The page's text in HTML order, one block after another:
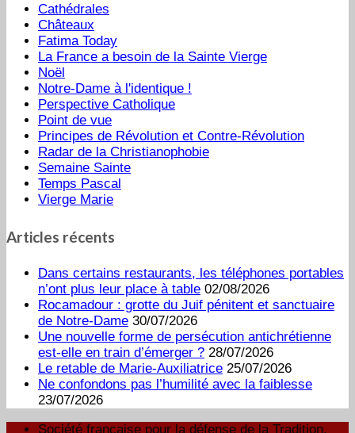
Cathédrales
Châteaux
Fatima Today
La France a besoin de la Sainte Vierge
Noël
Notre-Dame à l'identique !
Perspective Catholique
Point de vue
Principes de Révolution et Contre-Révolution
Radar de la Christianophobie
Semaine Sainte
Temps Pascal
Vierge Marie
Articles récents
Dans certains restaurants, les téléphones portables
n’ont plus leur place à table 02/08/2026
Rocamadour : grotte du Juif pénitent et sanctuaire
de Notre-Dame 30/07/2026
Une nouvelle forme de persécution antichrétienne
est-elle en train d’émerger ? 28/07/2026
Le retable de Marie-Auxiliatrice 25/07/2026
Ne confondons pas l’humilité avec la faiblesse
23/07/2026
Société française pour la défense de la Tradition,